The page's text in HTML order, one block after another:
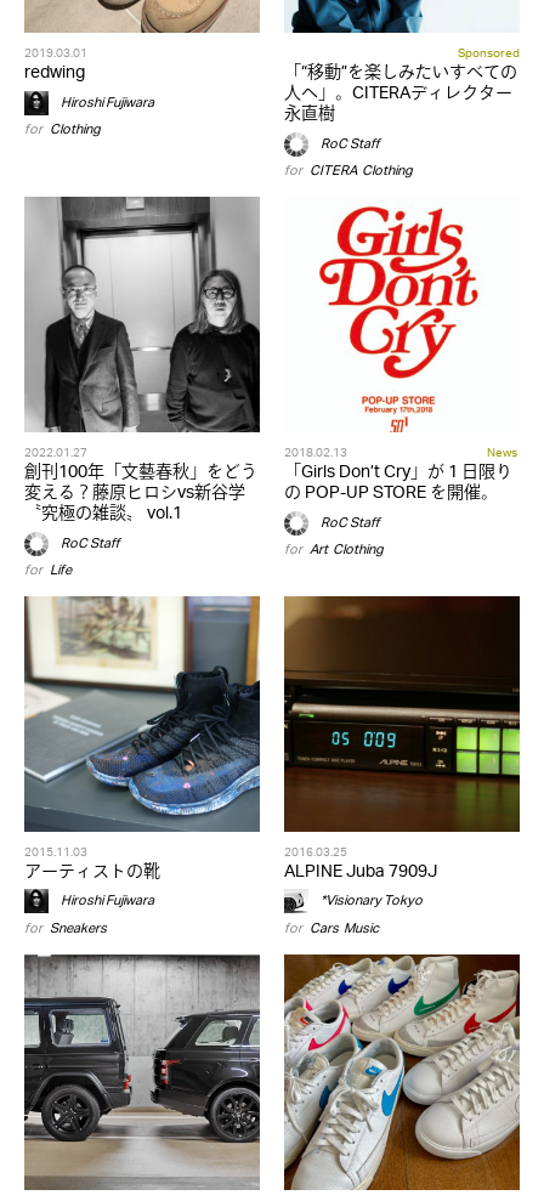
2019.03.01
redwing
Hiroshi Fujiwara
for Clothing
Sponsored
「“移動”を楽しみたいすべての
人へ」。CITERAディレクター
永直樹
RoC Staff
for CITERA,Clothing
2022.01.27
創刊100年「文藝春秋」をどう
変える？藤原ヒロシvs新谷学
〝究極の雑談〟 vol.1
RoC Staff
for Life
2018.02.13 News
「Girls Don’t Cry」が 1 日限り
の POP-UP STORE を開催。
RoC Staff
for Art,Clothing
2015.11.03
アーティストの靴
Hiroshi Fujiwara
for Sneakers
2016.03.25
ALPINE Juba 7909J
*Visionary Tokyo
for Cars,Music